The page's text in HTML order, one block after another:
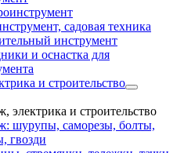
садовая техника
инструмент
и оснастка для
и строительство
электрика и строительство
шурупы, саморезы, болты,
гвозди